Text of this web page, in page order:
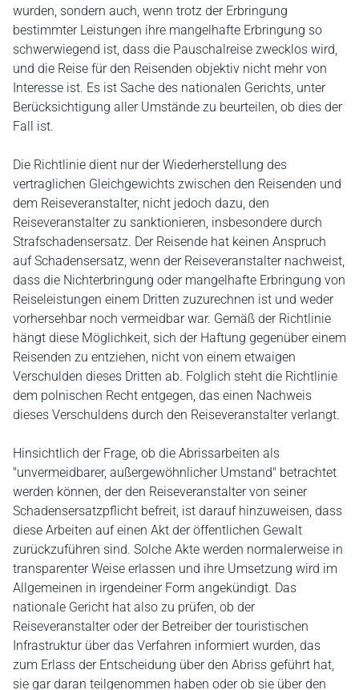
wurden, sondern auch, wenn trotz der Erbringung
bestimmter Leistungen ihre mangelhafte Erbringung so
schwerwiegend ist, dass die Pauschalreise zwecklos wird,
und die Reise für den Reisenden objektiv nicht mehr von
Interesse ist. Es ist Sache des nationalen Gerichts, unter
Berücksichtigung aller Umstände zu beurteilen, ob dies der
Fall ist.
Die Richtlinie dient nur der Wiederherstellung des
vertraglichen Gleichgewichts zwischen den Reisenden und
dem Reiseveranstalter, nicht jedoch dazu, den
Reiseveranstalter zu sanktionieren, insbesondere durch
Strafschadensersatz. Der Reisende hat keinen Anspruch
auf Schadensersatz, wenn der Reiseveranstalter nachweist,
dass die Nichterbringung oder mangelhafte Erbringung von
Reiseleistungen einem Dritten zuzurechnen ist und weder
vorhersehbar noch vermeidbar war. Gemäß der Richtlinie
hängt diese Möglichkeit, sich der Haftung gegenüber einem
Reisenden zu entziehen, nicht von einem etwaigen
Verschulden dieses Dritten ab. Folglich steht die Richtlinie
dem polnischen Recht entgegen, das einen Nachweis
dieses Verschuldens durch den Reiseveranstalter verlangt.
Hinsichtlich der Frage, ob die Abrissarbeiten als
"unvermeidbarer, außergewöhnlicher Umstand" betrachtet
werden können, der den Reiseveranstalter von seiner
Schadensersatzpflicht befreit, ist darauf hinzuweisen, dass
diese Arbeiten auf einen Akt der öffentlichen Gewalt
zurückzuführen sind. Solche Akte werden normalerweise in
transparenter Weise erlassen und ihre Umsetzung wird im
Allgemeinen in irgendeiner Form angekündigt. Das
nationale Gericht hat also zu prüfen, ob der
Reiseveranstalter oder der Betreiber der touristischen
Infrastruktur über das Verfahren informiert wurden, das
zum Erlass der Entscheidung über den Abriss geführt hat,
sie gar daran teilgenommen haben oder ob sie über den